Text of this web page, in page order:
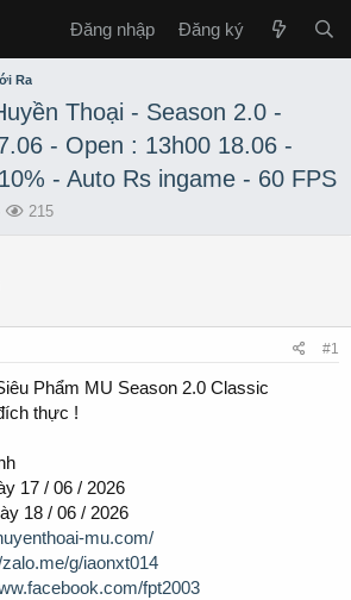
Đăng nhập Đăng ký
Ra
Thoại - Season 2.0 -
- Open : 13h00 18.06 -
- Auto Rs ingame - 60 FPS
L
215
#1
Phẩm MU Season 2.0 Classic
thực !
17 / 06 / 2026
18 / 06 / 2026
mu.com/
g/iaonxt014
fpt2003